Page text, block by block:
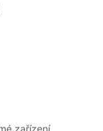
zařízení